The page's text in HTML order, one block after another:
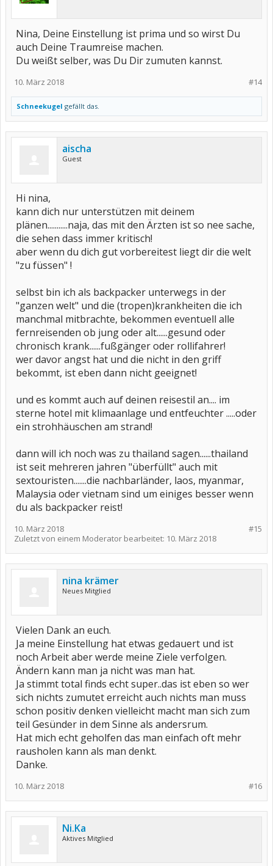
Nina, Deine Einstellung ist prima und so wirst Du
auch Deine Traumreise machen.
Du weißt selber, was Du Dir zumuten kannst.
#14
10. März 2018
Schneekugel gefällt das.
aischa
Guest
Hi nina,
kann dich nur unterstützen mit deinem
plänen...........naja, das mit den Ärzten ist so nee sache,
die sehen dass immer kritisch!
aber wenn du dich gut vorbereitest liegt dir die welt
"zu füssen" !
selbst bin ich als backpacker unterwegs in der
"ganzen welt" und die (tropen)krankheiten die ich
manchmal mitbrachte, bekommen eventuell alle
fernreisenden ob jung oder alt......gesund oder
chronisch krank......fußgänger oder rollifahrer!
wer davor angst hat und die nicht in den griff
bekommt, ist eben dann nicht geeignet!
und es kommt auch auf deinen reisestil an.... im
sterne hotel mit klimaanlage und entfeuchter .....oder
ein strohhäuschen am strand!
dann will ich noch was zu thailand sagen......thailand
ist seit mehreren jahren "überfüllt" auch mit
sextouristen.......die nachbarländer, laos, myanmar,
Malaysia oder vietnam sind um einiges besser wenn
du als backpacker reist!
#15
10. März 2018
Zuletzt von einem Moderator bearbeitet: 10. März 2018
nina krämer
Neues Mitglied
Vielen Dank an euch.
Ja meine Einstellung hat etwas gedauert und ist
noch Arbeit aber werde meine Ziele verfolgen.
Ändern kann man ja nicht was man hat.
Ja stimmt total finds echt super..das ist eben so wer
sich nichts zumutet erreicht auch nichts man muss
schon positiv denken vielleicht macht man sich zum
teil Gesünder in dem Sinne als andersrum.
Hat mich echt geholfen das man einfach oft mehr
rausholen kann als man denkt.
Danke.
#16
10. März 2018
Ni.Ka
Aktives Mitglied